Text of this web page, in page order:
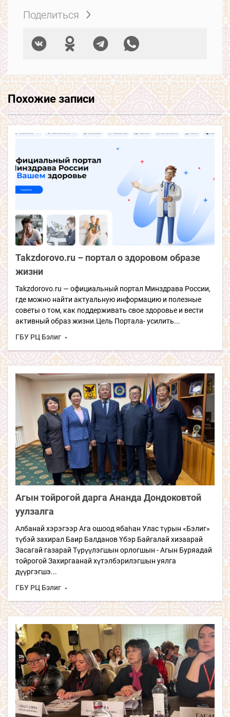
Поделиться
Похожие записи
Takzdorovo.ru – портал о здоровом образе
жизни
Takzdorovo.ru — официальный портал Минздрава России,
где можно найти актуальную информацию и полезные
советы о том, как поддерживать свое здоровье и вести
активный образ жизни.Цель Портала- усилить...
ГБУ РЦ Бэлиг
Агын тойрогой дарга Ананда Дондоковтой
уулзалга
Албанай хэрэгээр Ага ошоод ябаһан Улас түрын «Бэлиг»
түбэй захирал Баир Балданов Үбэр Байгалай хизаарай
Засагай газарай Түрүүлэгшын орлогшын - Агын Буряадай
тойрогой Захиргаанай хүтэлбэрилэгшын уялга
дүүргэгшэ...
ГБУ РЦ Бэлиг